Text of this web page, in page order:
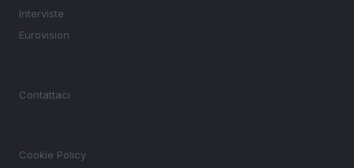
Interviste
Eurovision
Contattaci
Cookie Policy